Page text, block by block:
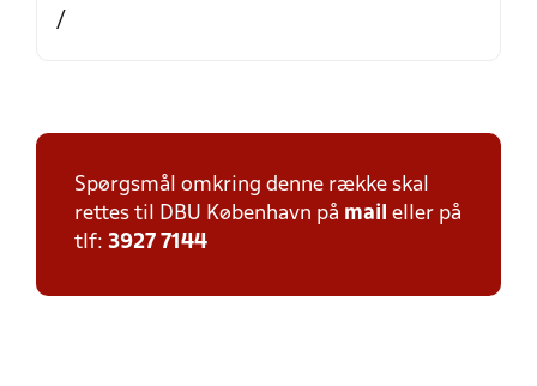
/
Spørgsmål omkring denne række skal
rettes til DBU København på mail eller på
tlf: 3927 7144